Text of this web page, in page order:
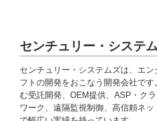
センチュリー・システ
センチュリー・システムズは、エ
フトの開発をおこなう開発会社で
む受託開発、OEM提供、ASP・ク
ワーク、遠隔監視制御、高信頼ネ